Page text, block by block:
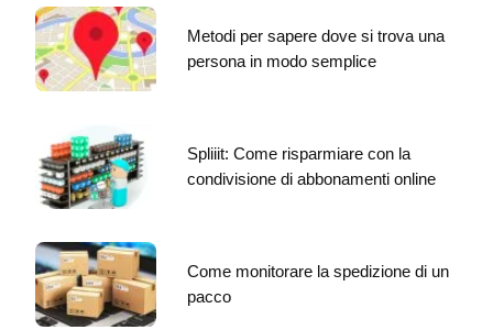
Metodi per sapere dove si trova una
persona in modo semplice
Spliiit: Come risparmiare con la
condivisione di abbonamenti online
Come monitorare la spedizione di un
pacco